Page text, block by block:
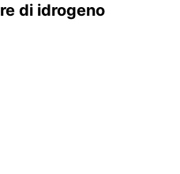
di idrogeno